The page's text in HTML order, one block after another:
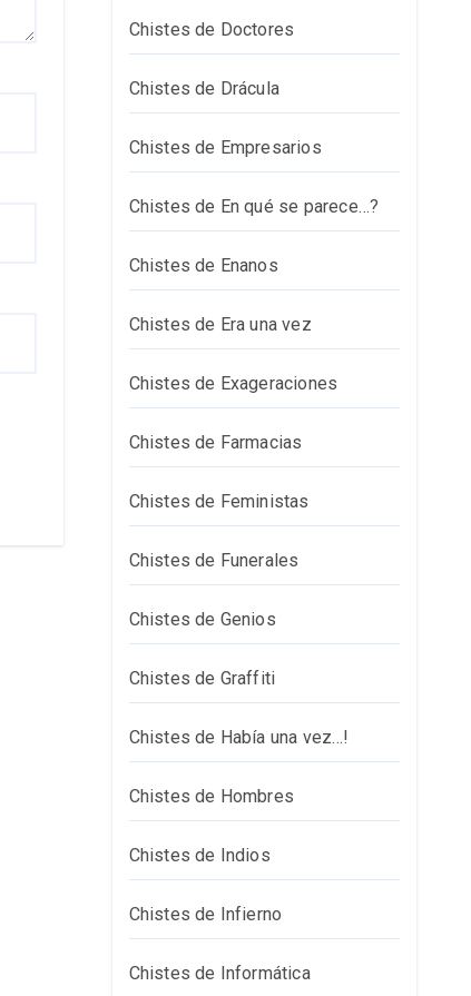
Chistes de Doctores
Chistes de Drácula
Chistes de Empresarios
Chistes de En qué se parece…?
Chistes de Enanos
Chistes de Era una vez
Chistes de Exageraciones
Chistes de Farmacias
Chistes de Feministas
Chistes de Funerales
Chistes de Genios
Chistes de Graffiti
Chistes de Había una vez…!
Chistes de Hombres
Chistes de Indios
Chistes de Infierno
Chistes de Informática